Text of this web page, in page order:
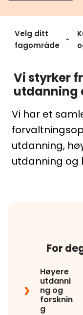
Velg ditt
fagområde
Vi styrker
utdanning
Vi har et
utdanning,
utdanning og
For
Høyere
utdanni
ng og
forsknin
g